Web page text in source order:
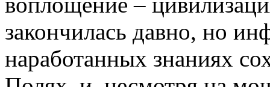
закончилась давно, но
наработанных знаниях